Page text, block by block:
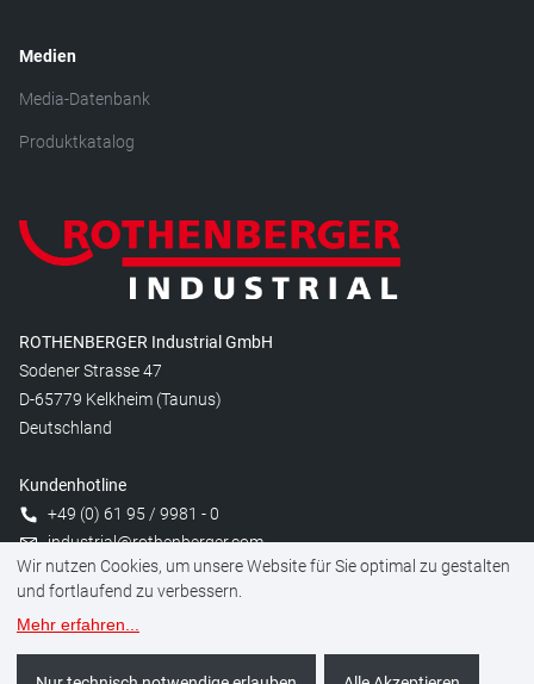
Medien
Media-Datenbank
Produktkatalog
ROTHENBERGER Industrial GmbH
Sodener Strasse 47
D-65779 Kelkheim (Taunus)
Deutschland
Kundenhotline
+49 (0) 61 95 / 9981 - 0
industrial@rothenberger.com
Cookies verwalten
Wir nutzen Cookies, um unsere Website für Sie optimal zu gestalten
und fortlaufend zu verbessern.
Mehr erfahren